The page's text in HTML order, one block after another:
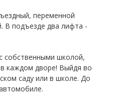
переменной
B подъезде два лифта -
собственными школой,
каждом дворе! Выйдя во
саду или в школе. До